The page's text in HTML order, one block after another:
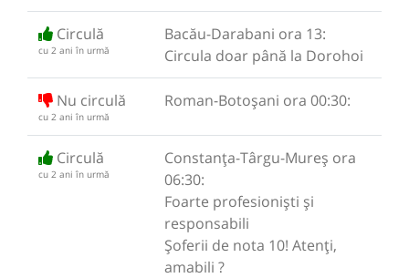
Circulă
cu 2 ani în urmă
Bacău-Darabani ora 13:
Circula doar până la Dorohoi
Nu circulă
cu 2 ani în urmă
Roman-Botoșani ora 00:30:
Circulă
cu 2 ani în urmă
Constanța-Târgu-Mureș ora
06:30:
Foarte profesioniști și
responsabili
Șoferii de nota 10! Atenți,
amabili ?